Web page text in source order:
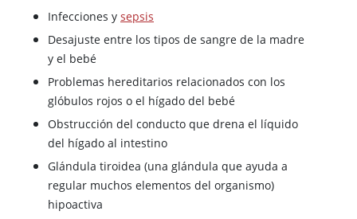
Infecciones y sepsis
Desajuste entre los tipos de sangre de la madre
y el bebé
Problemas hereditarios relacionados con los
glóbulos rojos o el hígado del bebé
Obstrucción del conducto que drena el líquido
del hígado al intestino
Glándula tiroidea (una glándula que ayuda a
regular muchos elementos del organismo)
hipoactiva